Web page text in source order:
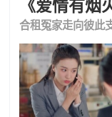
《爱情有烟
合租冤家走向彼此